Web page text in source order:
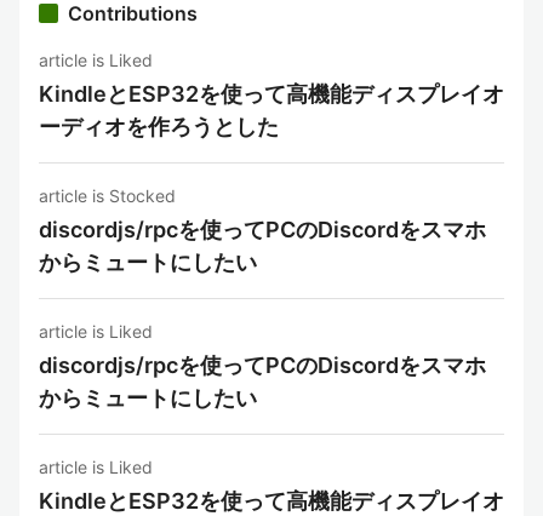
Contributions
article is Liked
KindleとESP32を使って高機能ディスプレイオ
ーディオを作ろうとした
article is Stocked
discordjs/rpcを使ってPCのDiscordをスマホ
からミュートにしたい
article is Liked
discordjs/rpcを使ってPCのDiscordをスマホ
からミュートにしたい
article is Liked
KindleとESP32を使って高機能ディスプレイオ